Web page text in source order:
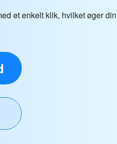
et enkelt klik, hvilket øger din